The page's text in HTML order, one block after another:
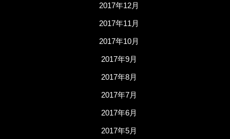
2017年12月
2017年11月
2017年10月
2017年9月
2017年8月
2017年7月
2017年6月
2017年5月